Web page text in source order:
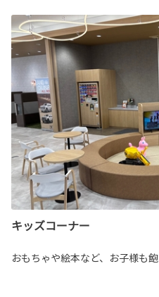
キッズコーナー
おもちゃや絵本など、お子様も飽